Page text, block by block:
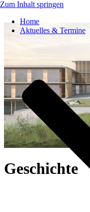
Zum Inhalt springen
Home
Aktuelles & Termine
Geschichte